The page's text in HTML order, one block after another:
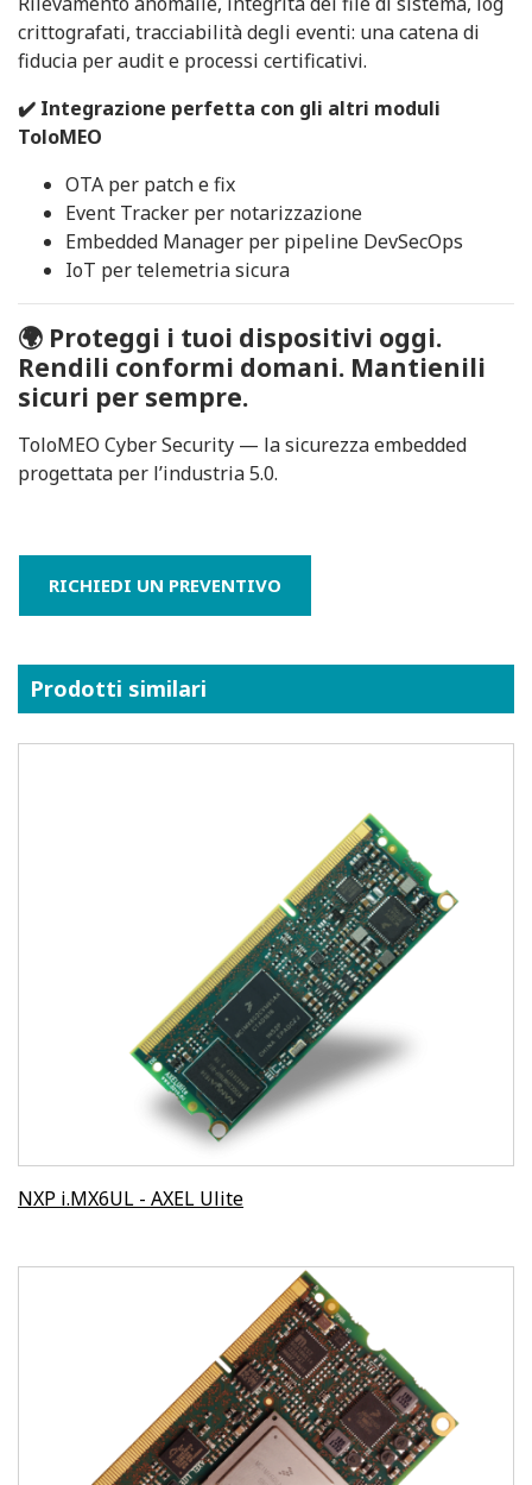
crittografati, tracciabilità degli eventi: una catena di
fiducia per audit e processi certificativi.
✔️ Integrazione perfetta con gli altri moduli
ToloMEO
OTA per patch e fix
Event Tracker per notarizzazione
Embedded Manager per pipeline DevSecOps
IoT per telemetria sicura
🌍 Proteggi i tuoi dispositivi oggi.
Rendili conformi domani. Mantienili
sicuri per sempre.
ToloMEO Cyber Security — la sicurezza embedded
progettata per l’industria 5.0.
RICHIEDI UN PREVENTIVO
Prodotti similari
NXP i.MX6UL - AXEL Ulite